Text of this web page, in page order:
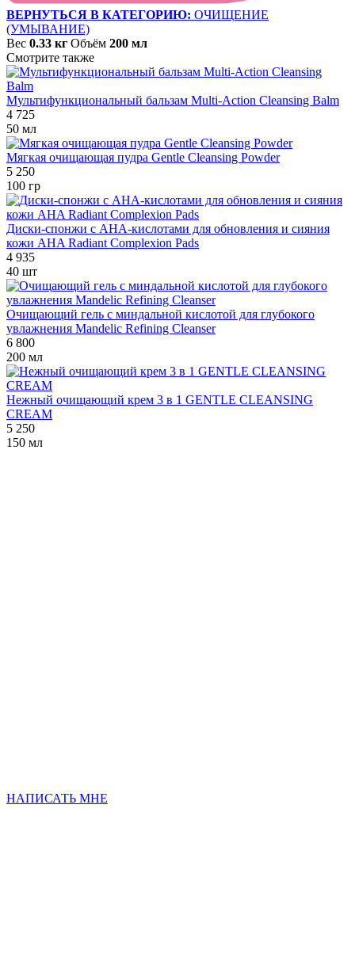
ВЕРНУТЬСЯ В КАТЕГОРИЮ: ОЧИЩЕНИЕ
(УМЫВАНИЕ)
Вес 0.33 кг Объём 200 мл
Смотрите также
Мультифункциональный бальзам Multi-Action Cleansing Balm
4 725
50 мл
Мягкая очищающая пудра Gentle Cleansing Powder
5 250
100 гр
Диски-спонжи с AHA-кислотами для обновления и сияния
кожи AHA Radiant Complexion Pads
4 935
40 шт
Очищающий гель с миндальной кислотой для глубокого
увлажнения Mandelic Refining Cleanser
6 800
200 мл
Нежный очищающий крем 3 в 1 GENTLE CLEANSING
CREAM
5 250
150 мл
НАПИСАТЬ МНЕ